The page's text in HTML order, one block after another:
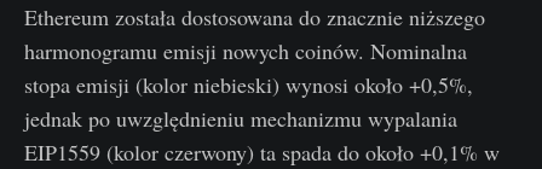
Ethereum została dostosowana do znacznie niższego
harmonogramu emisji nowych coinów. Nominalna
stopa emisji (kolor niebieski) wynosi około +0,5%,
jednak po uwzględnieniu mechanizmu wypalania
EIP1559 (kolor czerwony) ta spada do około +0,1% w